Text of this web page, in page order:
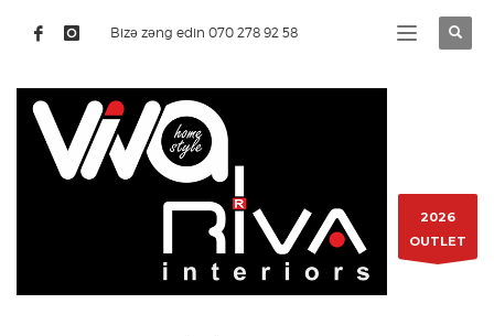
Bizə zəng edin 070 278 92 58
2026
OUTLET